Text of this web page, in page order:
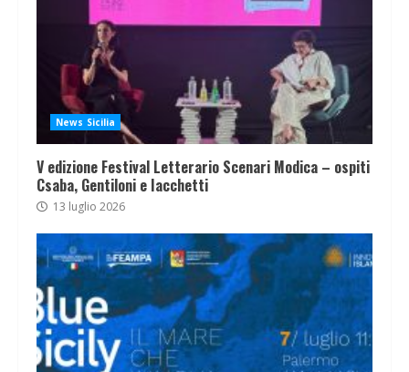
News Sicilia
V edizione Festival Letterario Scenari Modica – ospiti
Csaba, Gentiloni e Iacchetti
13 luglio 2026